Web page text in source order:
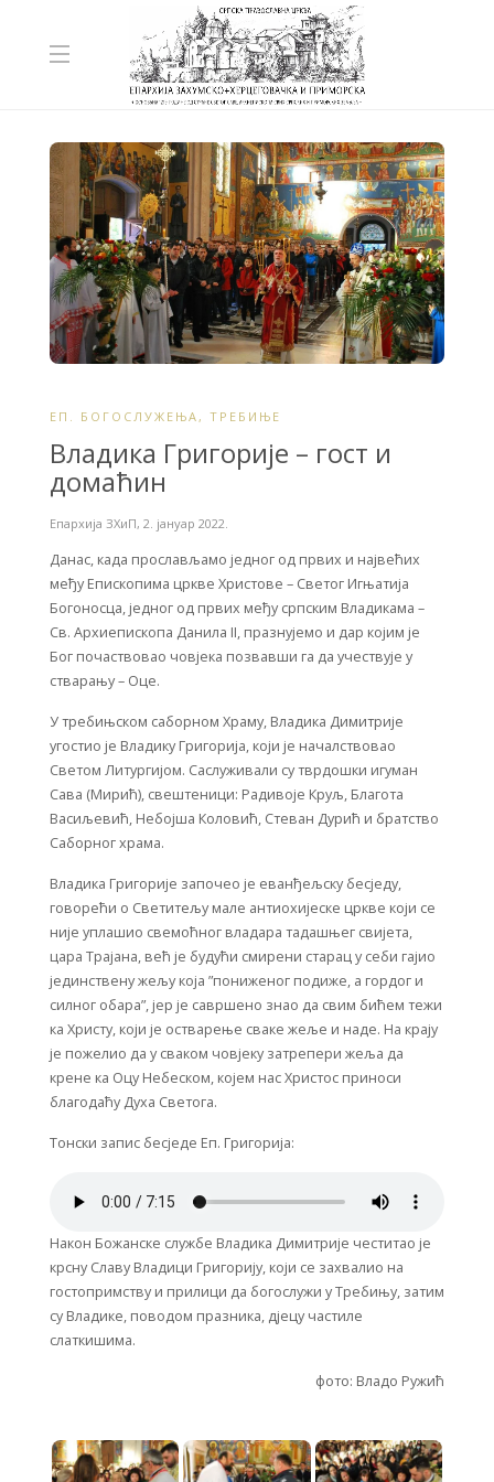
ЕП. БОГОСЛУЖЕЊА, ТРЕБИЊЕ
Владика Григорије – гост и
домаћин
Епархија ЗХиП, 2. јануар 2022.
Данас, када прослављамо једног од првих и највећих
међу Епископима цркве Христове – Светог Игњатија
Богоносца, једног од првих међу српским Владикама –
Св. Архиепископа Данила II, празнујемо и дар којим је
Бог почаствовао човјека позвавши га да учествује у
стварању – Оце.
У требињском саборном Храму, Владика Димитрије
угостио је Владику Григорија, који је началствовао
Светом Литургијом. Саслуживали су тврдошки игуман
Сава (Мирић), свештеници: Радивоје Круљ, Благота
Васиљевић, Небојша Коловић, Стеван Дурић и братство
Саборног храма.
Владика Григорије започео је еванђељску бесједу,
говорећи о Светитељу мале антиохијеске цркве који се
није уплашио свемоћног владара тадашњег свијета,
цара Трајана, већ је будући смирени старац у себи гајио
јединствену жељу која ”пониженог подиже, а гордог и
силног обара”, јер је савршено знао да свим бићем тежи
ка Христу, који је остварење сваке жеље и наде. На крају
је пожелио да у сваком човјеку затрепери жеља да
крене ка Оцу Небеском, којем нас Христос приноси
благодаћу Духа Светога.
Тонски запис бесједе Еп. Григорија:
Након Божанске службе Владика Димитрије честитао је
крсну Славу Владици Григорију, који се захвалио на
гостопримству и прилици да богослужи у Требињу, затим
су Владике, поводом празника, дјецу частиле
слаткишима.
фото: Владо Ружић